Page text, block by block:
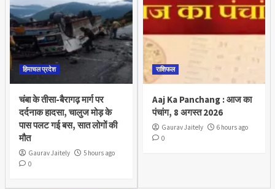
हिमाचल प्रदेश
चंबा के तीसा-बैरागढ़ मार्ग पर
दर्दनाक हादसा, चालुज मोड़ के
पास पलट गई बस, सात लोगों की
मौत
Gaurav Jaitely
5 hours ago
0
राशिफल
Aaj Ka Panchang : आज का
पंचांग, 8 अगस्त 2026
Gaurav Jaitely
6 hours ago
0